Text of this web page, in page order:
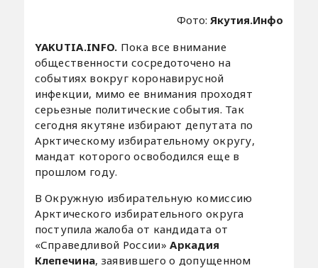
Фото:Якутия.Инфо
YAKUTIA.INFO. Пока все внимание
общественности сосредоточено на
событиях вокруг коронавирусной
инфекции, мимо ее внимания проходят
серьезные политические события. Так
сегодня якутяне избирают депутата по
Арктическому избирательному округу,
мандат которого освободился еще в
прошлом году.
В Окружную избирательную комиссию
Арктического избирательного округа
поступила жалоба от кандидата от
«Справедливой России»Аркадия
Клепечина, заявившего о допущенном